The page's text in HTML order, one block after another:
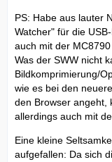
PS: Habe aus lauter
Watcher" für die
auch mit der
Was der SWW nicht
Bildkomprimierung/
wie es bei den
den Browser angeht,
allerdings auch mit
Eine kleine
aufgefallen: Da sich